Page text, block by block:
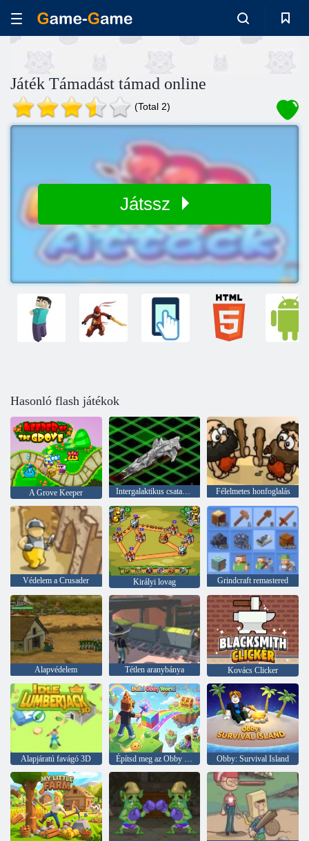
Játék Támadást támad online
(Total 2)
Játssz
Hasonló flash játékok
A Grove Keeper Intergalaktikus csatahajók Félelmetes honfoglalás
Védelem a Crusader Királyi lovag Grindcraft remastered
Alapvédelem Tétlen aranybánya Kovács Clicker
Alapjáratú favágó 3D Építsd meg az Obby Worldet Obby: Survival Island